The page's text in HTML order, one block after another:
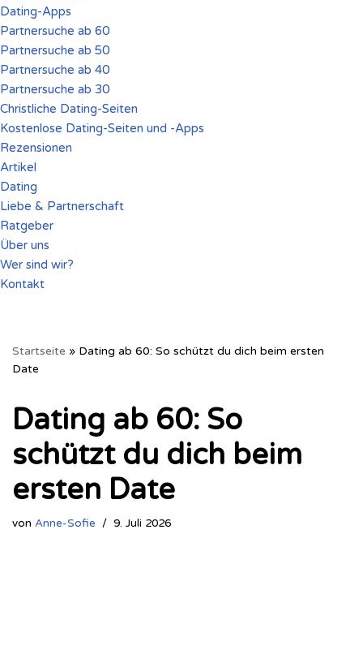
Dating-Apps
Partnersuche ab 60
Partnersuche ab 50
Partnersuche ab 40
Partnersuche ab 30
Christliche Dating-Seiten
Kostenlose Dating-Seiten und -Apps
Rezensionen
Artikel
Dating
Liebe & Partnerschaft
Ratgeber
Über uns
Wer sind wir?
Kontakt
Startseite » Dating ab 60: So schützt du dich beim ersten
Date
Dating ab 60: So
schützt du dich beim
ersten Date
von Anne-Sofie 9. Juli 2026